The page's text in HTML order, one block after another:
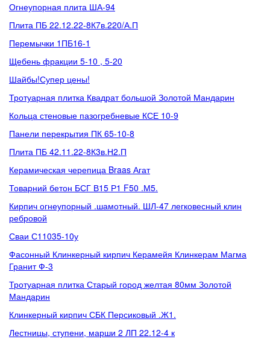
Огнеупорная плита ША-94
Плита ПБ 22.12.22-8К7в.220/А.П
Перемычки 1ПБ16-1
Щебень фракции 5-10 , 5-20
Шайбы!Супер цены!
Тротуарная плитка Квадрат большой Золотой Мандарин
Кольца стеновые пазогребневые КСЕ 10-9
Панели перекрытия ПК 65-10-8
Плита ПБ 42.11.22-8К3в.Н2.П
Керамическая черепица Braas Агат
Товарний бетон БСГ В15 Р1 F50 .М5.
Кирпич огнеупорный .шамотный. ШЛ-47 легковесный клин
ребровой
Сваи С11035-10у
Фасонный Клинкерный кирпич Керамейя Клинкерам Магма
Гранит Ф-3
Тротуарная плитка Старый город желтая 80мм Золотой
Мандарин
Клинкерный кирпич СБК Персиковый .Ж1.
Лестницы, ступени, марши 2 ЛП 22.12-4 к